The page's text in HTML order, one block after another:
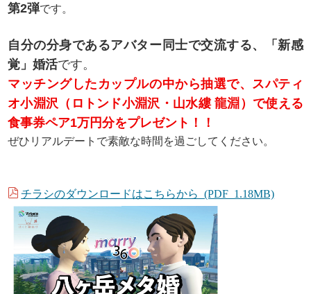
第2弾です。
自分の分身であるアバター同士で交流する、「新感
覚」婚活です。
マッチングしたカップルの中から抽選で、スパティ
オ小淵沢（ロトンド小淵沢・山水縷 龍淵）で使える
食事券ペア1万円分をプレゼント！！
ぜひリアルデートで素敵な時間を過ごしてください。
チラシのダウンロードはこちらから (PDF 1.18MB)